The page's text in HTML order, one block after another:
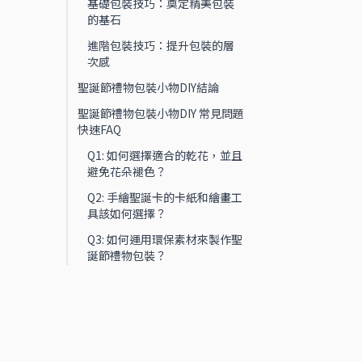
基礎包裝技巧：奠定精美包裝
的基石
進階包裝技巧：提升包裝的層
次感
聖誕節禮物包裝小物DIY結論
聖誕節禮物包裝小物DIY 常見問題
快速FAQ
Q1: 如何選擇適合的乾花，並且
避免花朵褪色？
Q2: 手繪聖誕卡的卡紙和繪畫工
具該如何選擇？
Q3: 如何運用環保素材來製作聖
誕節禮物包裝？